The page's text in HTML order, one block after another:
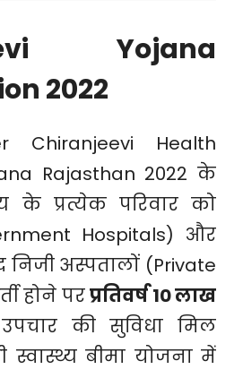
Yojana
2022
Chiranjeevi Health
Rajasthan 2022 के
के प्रत्येक परिवार को
Hospitals) और
निजी अस्पतालों (Private
होने परप्रतिवर्ष 10 लाख
की सुविधा मिल
स्वास्थ्य बीमा योजना में